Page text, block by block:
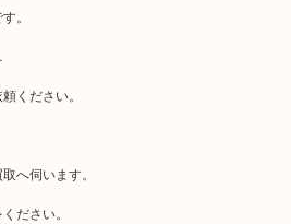
。
ください。
へ伺います。
ださい。